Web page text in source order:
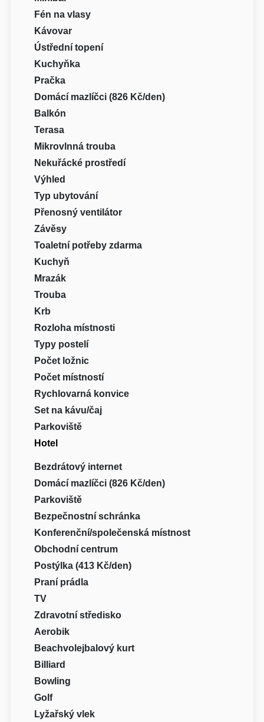
Fén na vlasy
Kávovar
Ústřední topení
Kuchyňka
Pračka
Domácí mazlíčci (826 Kč/den)
Balkón
Terasa
Mikrovlnná trouba
Nekuřácké prostředí
Výhled
Typ ubytování
Přenosný ventilátor
Závěsy
Toaletní potřeby zdarma
Kuchyň
Mrazák
Trouba
Krb
Rozloha místnosti
Typy postelí
Počet ložnic
Počet místností
Rychlovarná konvice
Set na kávu/čaj
Parkoviště
Hotel
Bezdrátový internet
Domácí mazlíčci (826 Kč/den)
Parkoviště
Bezpečnostní schránka
Konferenční/společenská místnost
Obchodní centrum
Postýlka (413 Kč/den)
Praní prádla
TV
Zdravotní středisko
Aerobik
Beachvolejbalový kurt
Billiard
Bowling
Golf
Lyžařský vlek